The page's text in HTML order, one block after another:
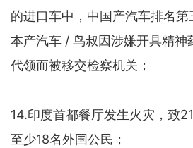
的进口车中，中国产汽车排名第
本产汽车 / 鸟叔因涉嫌开具精神
代领而被移交检察机关；
14.印度首都餐厅发生火灾，致
至少18名外国公民；